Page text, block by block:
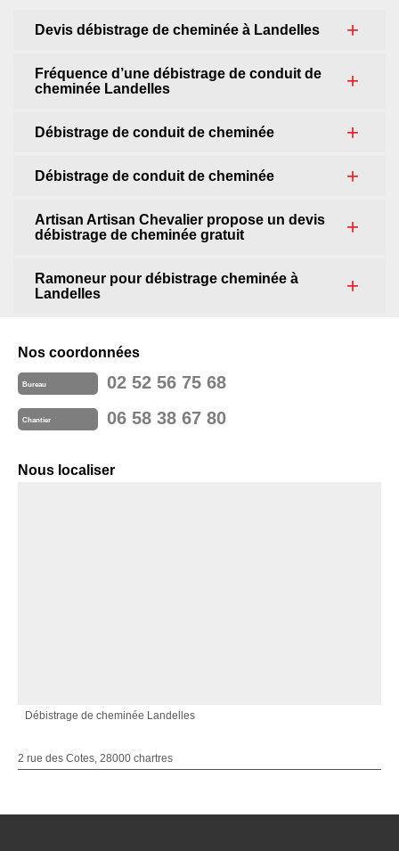
Devis débistrage de cheminée à Landelles
Fréquence d’une débistrage de conduit de
cheminée Landelles
Débistrage de conduit de cheminée
Débistrage de conduit de cheminée
Artisan Artisan Chevalier propose un devis
débistrage de cheminée gratuit
Ramoneur pour débistrage cheminée à
Landelles
Nos coordonnées
Bureau 02 52 56 75 68
Chantier 06 58 38 67 80
Nous localiser
Débistrage de cheminée Landelles
2 rue des Cotes, 28000 chartres